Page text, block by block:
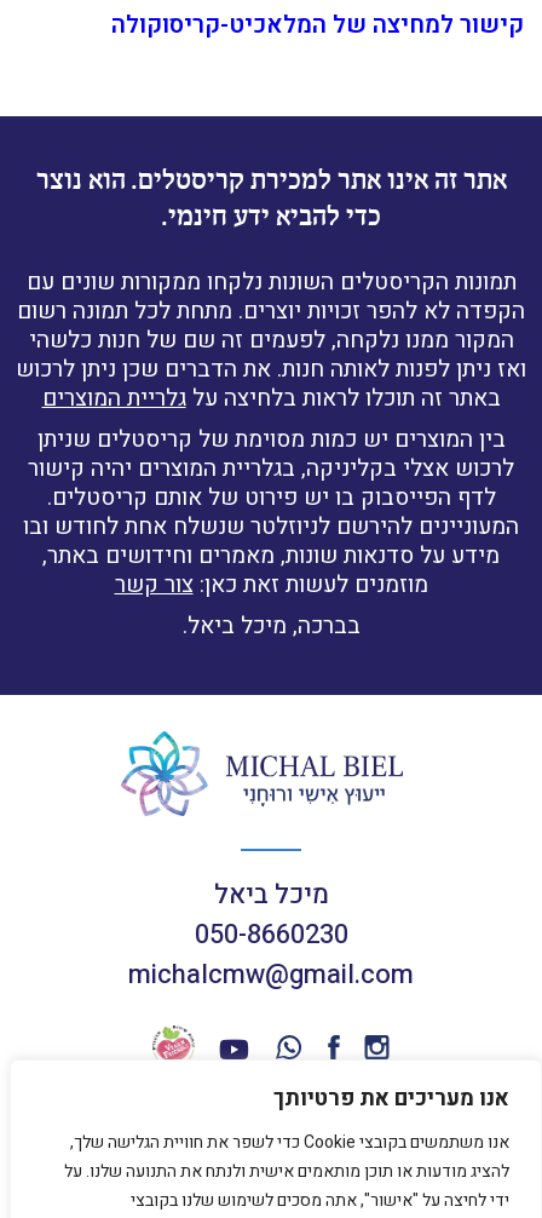
אנו מעריכים את פרטיותך
אנו משתמשים בקובצי Cookie כדי לשפר את חוויית הגלישה שלך,
להציג מודעות או תוכן מותאמים אישית ולנתח את התנועה שלנו. על
ידי לחיצה על "אישור", אתה מסכים לשימוש שלנו בקובצי
קישור למחיצה של המלאכיט-קריסוקולה
אתר זה אינו אתר למכירת קריסטלים. הוא נוצר
כדי להביא ידע חינמי.
תמונות הקריסטלים השונות נלקחו ממקורות שונים עם
הקפדה לא להפר זכויות יוצרים. מתחת לכל תמונה רשום
המקור ממנו נלקחה, לפעמים זה שם של חנות כלשהי
ואז ניתן לפנות לאותה חנות. את הדברים שכן ניתן לרכוש
באתר זה תוכלו לראות בלחיצה עלגלריית המוצרים
בין המוצרים יש כמות מסוימת של קריסטלים שניתן
לרכוש אצלי בקליניקה, בגלריית המוצרים יהיה קישור
לדף הפייסבוק בו יש פירוט של אותם קריסטלים.
המעוניינים להירשם לניוזלטר שנשלח אחת לחודש ובו
מידע על סדנאות שונות, מאמרים וחידושים באתר,
מוזמנים לעשות זאת כאן:צור קשר
בברכה, מיכל ביאל.
מיכל ביאל
050-8660230
michalcmw@gmail.com
תנאי שימוש באתר
מדיניות פרטיות